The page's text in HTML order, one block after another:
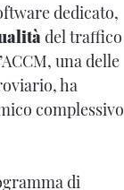
dedicato,
del traffico
una delle
ha
complessivo
di